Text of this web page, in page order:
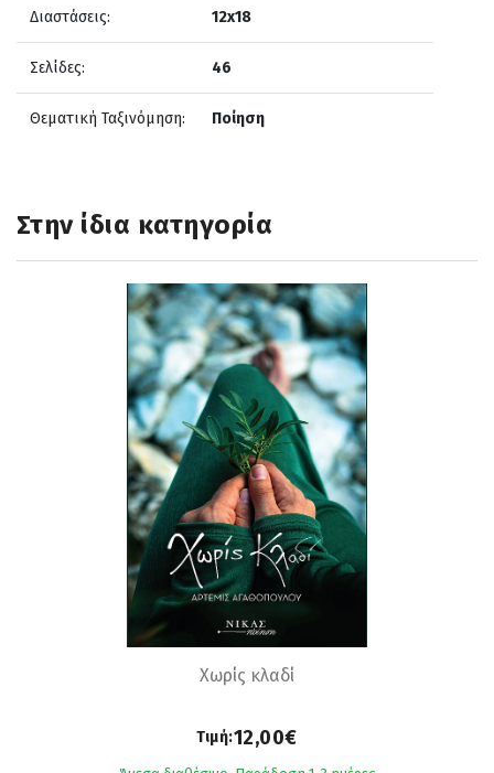
Διαστάσεις: 12x18
Σελίδες: 46
Θεματική Ταξινόμηση: Ποίηση
Στην ίδια κατηγορία
Χωρίς κλαδί
Τιμή:12,00€